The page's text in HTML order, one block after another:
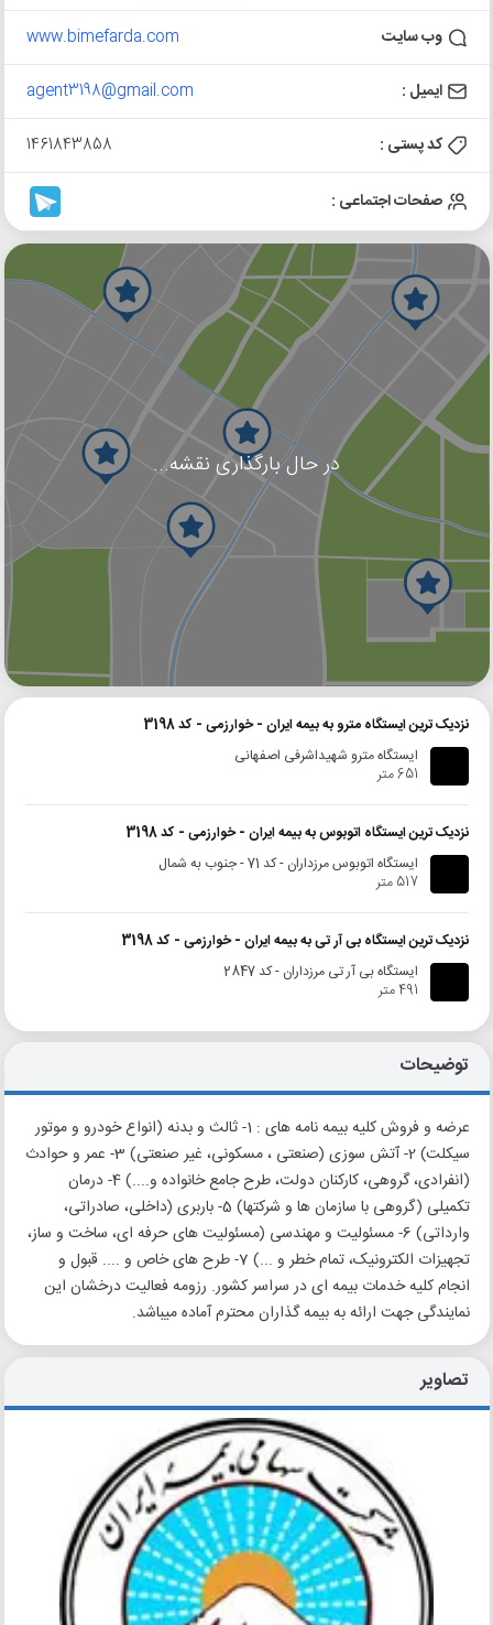
وب سایت www.bimefarda.com
ایمیل : agent3198@gmail.com
کد پستی : 1461843858
صفحات اجتماعی :
در حال بارگذاری نقشه...
گوگل
نزدیک ترین ایستگاه مترو به بیمه ایران - خوارزمی - کد 3198
ایستگاه مترو شهیداشرفی اصفهانی
651 متر
نزدیک ترین ایستگاه اتوبوس به بیمه ایران - خوارزمی - کد 3198
ایستگاه اتوبوس مرزداران - کد 71 - جنوب به شمال
517 متر
نزدیک ترین ایستگاه بی آر تی به بیمه ایران - خوارزمی - کد 3198
ایستگاه بی آر تی مرزداران - کد 2847
491 متر
توضیحات
عرضه و فروش کلیه بیمه نامه های : 1- ثالث و بدنه (انواع خودرو و موتور
سیکلت) 2- آتش سوزی (صنعتی ، مسکونی، غیر صنعتی) 3- عمر و حوادث
(انفرادی، گروهی، کارکنان دولت، طرح جامع خانواده و....) 4- درمان
تکمیلی (گروهی با سازمان ها و شرکتها) 5- باربری (داخلی، صادراتی،
وارداتی) 6- مسئولیت و مهندسی (مسئولیت های حرفه ای، ساخت و ساز،
تجهیزات الکترونیک، تمام خطر و ...) 7- طرح های خاص و .... قبول و
انجام کلیه خدمات بیمه ای در سراسر کشور. رزومه فعالیت درخشان این
نمایندگی جهت ارائه به بیمه گذاران محترم آماده میباشد.
تصاویر